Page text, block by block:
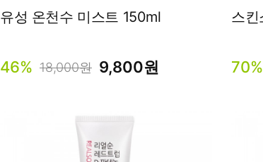
유성 온천수 미스트 150ml
46% 18,000원 9,800원 70%